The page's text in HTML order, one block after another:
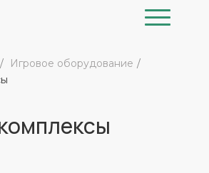
/ Игровое оборудование /